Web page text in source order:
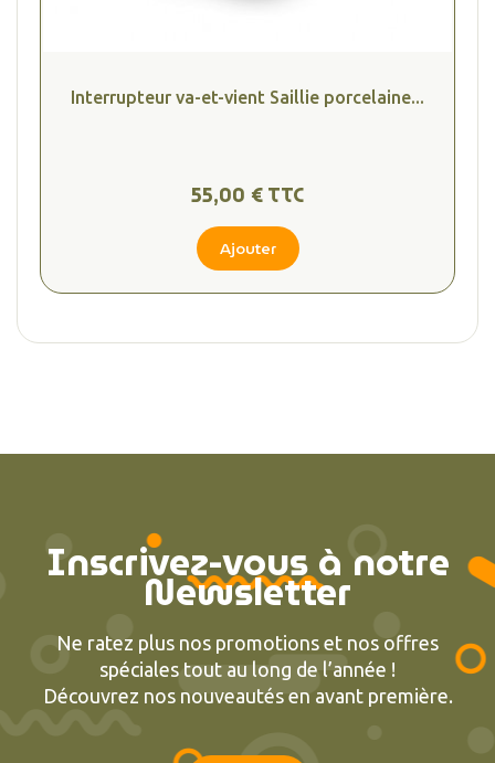
Interrupteur va-et-vient Saillie porcelaine...
55,00 € TTC
Ajouter
Inscrivez-vous à notre
Newsletter
Ne ratez plus nos promotions et nos offres
spéciales tout au long de l’année !
Découvrez nos nouveautés en avant première.